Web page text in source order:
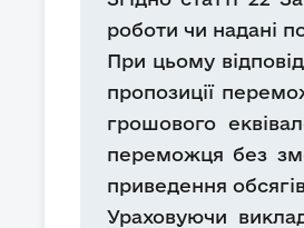
роботи чи надані
При цьому
пропозиції
грошового
переможця без
приведення
Ураховуючи